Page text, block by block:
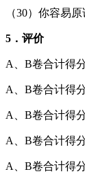
（30）你容易原
5．评价
A、B卷合计得
A、B卷合计得
A、B卷合计得
A、B卷合计得
A、B卷合计得